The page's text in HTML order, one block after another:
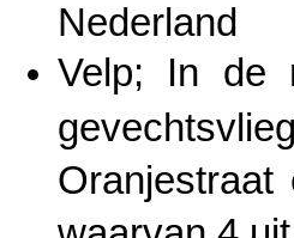
Nederland
Velp; In de